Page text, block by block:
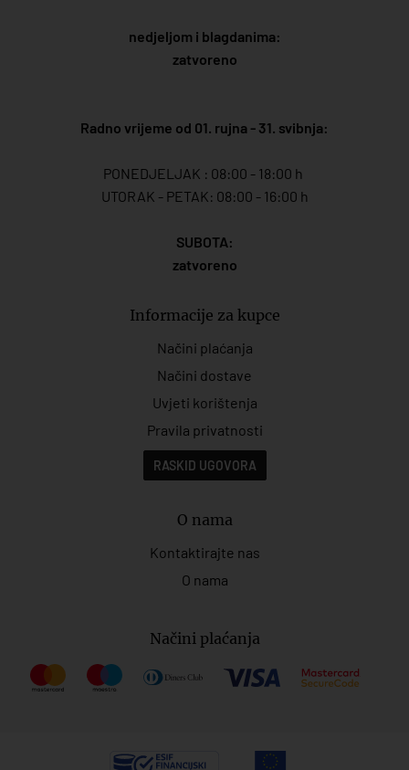
nedjeljom i blagdanima:
zatvoreno
Radno vrijeme od 01. rujna - 31. svibnja:
PONEDJELJAK : 08:00 - 18:00 h
UTORAK - PETAK: 08:00 - 16:00 h
SUBOTA:
zatvoreno
Informacije za kupce
Načini plaćanja
Načini dostave
Uvjeti korištenja
Pravila privatnosti
RASKID UGOVORA
O nama
Kontaktirajte nas
O nama
Načini plaćanja